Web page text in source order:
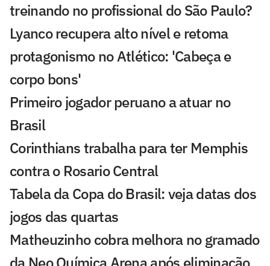
treinando no profissional do São Paulo?
Lyanco recupera alto nível e retoma
protagonismo no Atlético: 'Cabeça e
corpo bons'
Primeiro jogador peruano a atuar no
Brasil
Corinthians trabalha para ter Memphis
contra o Rosario Central
Tabela da Copa do Brasil: veja datas dos
jogos das quartas
Matheuzinho cobra melhora no gramado